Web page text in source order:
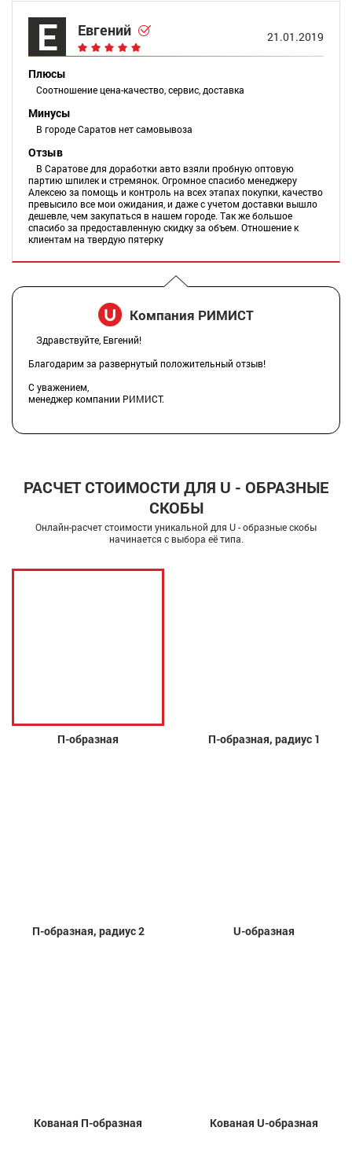
Е Евгений 21.01.2019
Плюсы
Соотношение цена-качество, сервис, доставка
Минусы
В городе Саратов нет самовывоза
Отзыв
В Саратове для доработки авто взяли пробную оптовую
партию шпилек и стремянок. Огромное спасибо менеджеру
Алексею за помощь и контроль на всех этапах покупки, качество
превысило все мои ожидания, и даже с учетом доставки вышло
дешевле, чем закупаться в нашем городе. Так же большое
спасибо за предоставленную скидку за объем. Отношение к
клиентам на твердую пятерку
Компания РИМИСТ
Здравствуйте, Евгений!
Благодарим за развернутый положительный отзыв!
С уважением,
менеджер компании РИМИСТ.
РАСЧЕТ СТОИМОСТИ ДЛЯ U - ОБРАЗНЫЕ
СКОБЫ
Онлайн-расчет стоимости уникальной для U - образные скобы
начинается с выбора её типа.
П-образная П-образная, радиус 1
П-образная, радиус 2 U-образная
Кованая П-образная Кованая U-образная